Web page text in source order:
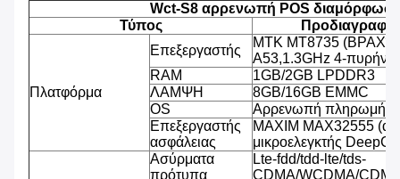
Wct-S8 αρρενωπή POS
Τύπος
Προδιαγραφή
Πλατφόρμα
Επεξεργαστής
MTK MT8735
A53,1.3GHz 4-
RAM
1GB/2GB LPDDR3
ΛΑΜΨΗ
8GB/16GB EMMC
OS
Αρρενωπή πληρωμή
Επεξεργαστής
ασφάλειας
MAXIM MAX32555
μικροελεγκτής
Ασύρματα
πρότυπα
Lte-fdd/tdd-lte/tds-
CDMA/WCDMA/